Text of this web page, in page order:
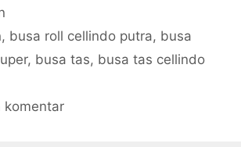
, busa roll cellindo putra, busa
, busa tas, busa tas cellindo
komentar